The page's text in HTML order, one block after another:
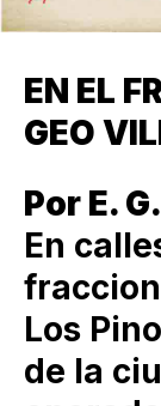
EN EL
GEO
Por E.
En
Los
de la